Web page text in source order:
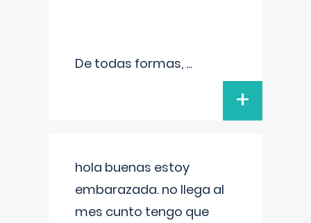
De todas formas, ...
+
hola buenas estoy
embarazada. no llega al
mes cunto tengo que